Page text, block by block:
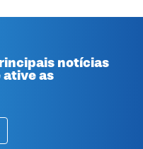
notícias
ative as